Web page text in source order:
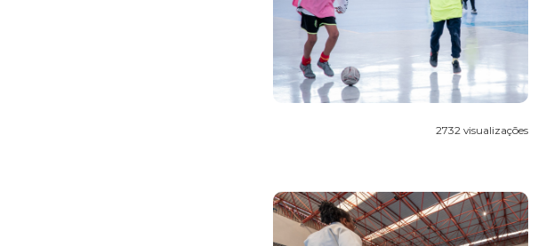
2732 visualizações